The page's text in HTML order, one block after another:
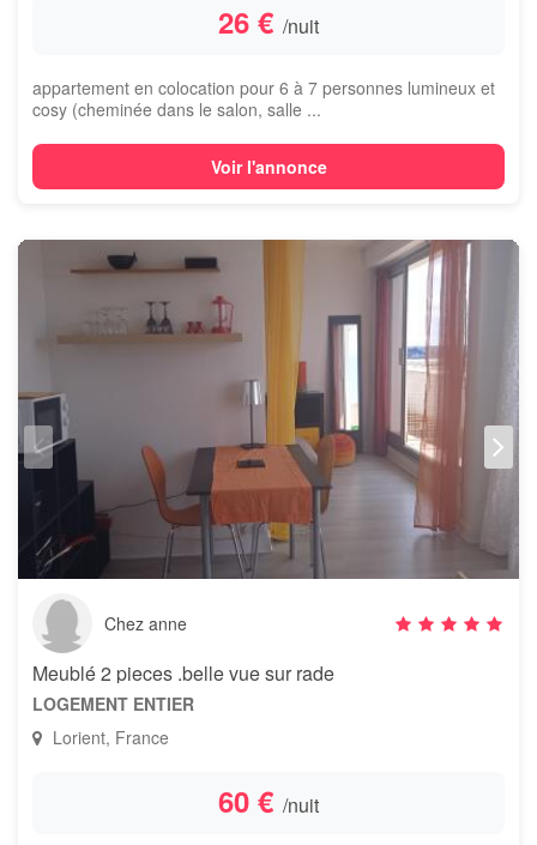
26 € /nuit
appartement en colocation pour 6 à 7 personnes lumineux et
cosy (cheminée dans le salon, salle ...
Voir l'annonce
Chez anne
Meublé 2 pieces .belle vue sur rade
LOGEMENT ENTIER
Lorient, France
60 € /nuit